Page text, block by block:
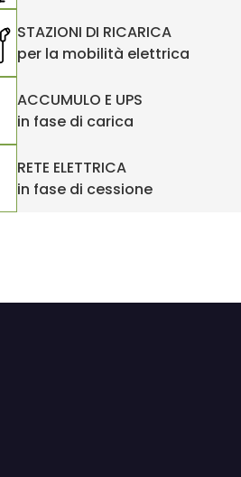
STAZIONI DI RICARICA
per la mobilità elettrica
ACCUMULO E UPS
in fase di carica
RETE ELETTRICA
in fase di cessione